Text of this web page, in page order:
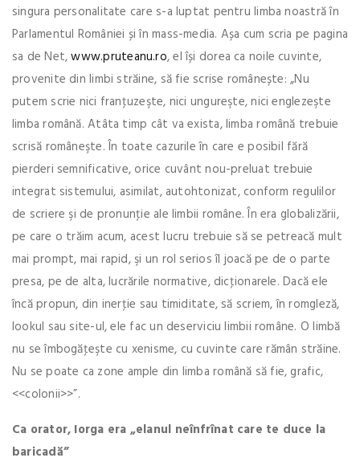
singura personalitate care s-a luptat pentru limba noastră în
Parlamentul României și în mass-media. Așa cum scria pe pagina
sa de Net,www.pruteanu.ro, el își dorea ca noile cuvinte,
provenite din limbi străine, să fie scrise românește: „Nu
putem scrie nici franţuzeşte, nici ungureşte, nici englezeşte
limba română. Atâta timp cât va exista, limba română trebuie
scrisă româneşte. În toate cazurile în care e posibil fără
pierderi semnificative, orice cuvânt nou-preluat trebuie
integrat sistemului, asimilat, autohtonizat, conform regulilor
de scriere şi de pronunţie ale limbii române. În era globalizării,
pe care o trăim acum, acest lucru trebuie să se petreacă mult
mai prompt, mai rapid, şi un rol serios îl joacă pe de o parte
presa, pe de alta, lucrările normative, dicţionarele. Dacă ele
încă propun, din inerţie sau timiditate, să scriem, în romgleză,
lookul sau site-ul, ele fac un deserviciu limbii române. O limbă
nu se îmbogăţeşte cu xenisme, cu cuvinte care rămân străine.
Nu se poate ca zone ample din limba română să fie, grafic,
<<colonii>>”.
Ca orator, Iorga era „elanul neînfrînat care te duce la
baricadă”